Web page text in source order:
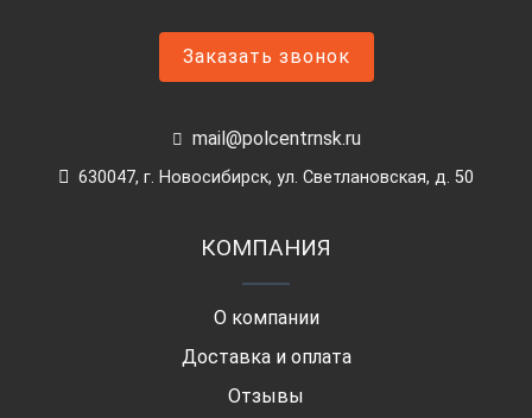
Заказать звонок
mail@polcentrnsk.ru
630047, г. Новосибирск, ул. Светлановская, д. 50
КОМПАНИЯ
О компании
Доставка и оплата
Отзывы